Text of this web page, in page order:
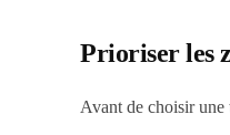
Prioriser les
Avant de choisir une